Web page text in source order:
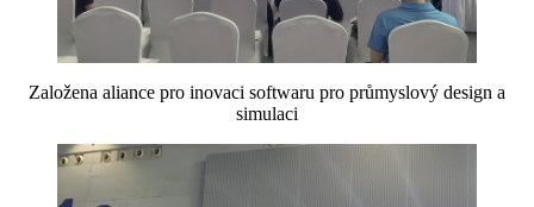
Založena aliance pro inovaci softwaru pro průmyslový design a
simulaci